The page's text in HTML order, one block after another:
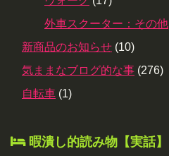
外車スクーター：その他
新商品のお知らせ (10)
気ままなブログ的な事 (276)
自転車 (1)
暇潰し的読み物【実話】